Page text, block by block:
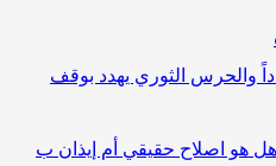
الثوري يهدد بوقف
اصلاح حقيقي أم إيذان ب